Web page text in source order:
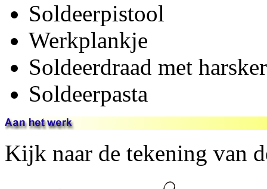
Soldeerpistool
Werkplankje
Soldeerdraad met
Soldeerpasta
Kijk naar de tekening van